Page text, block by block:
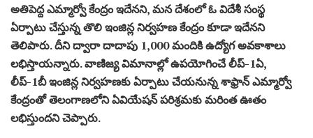
అతిపెద్ద ఎమ్మార్వో కేంద్రం ఇదేనని, మన దేశంలో ఓ విదేశీ సంస్థ
ఏర్పాటు చేస్తున్న తొలి ఇంజిన్ల నిర్వహణ కేంద్రం కూడా ఇదేనని
తెలిపారు. దీని ద్వారా దాదాపు 1,000 మందికి ఉద్యోగ అవకాశాలు
లభిస్తాయన్నారు. వాణిజ్య విమానాల్లో ఉపయోగించే లీప్‌-1ఏ,
లీప్‌-1బీ ఇంజిన్ల నిర్వహణకు ఏర్పాటు చేయనున్న శాఫ్రాన్‌ ఎమ్మార్వో
కేంద్రంతో తెలంగాణలోని ఏవియేషన్‌ పరిశ్రమకు మరింత ఊతం
లభిస్తుందని చెప్పారు.